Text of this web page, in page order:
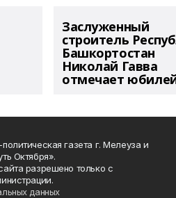
Заслуженный
строитель
Башкортостан
Николай Гавва
отмечает
газета г. Мелеуза и
Октября».
разрешено только с
данных